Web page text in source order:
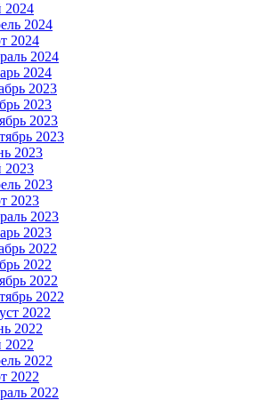
2024
2024
2024
2024
2023
2023
2023
2023
2023
2023
2023
2023
2023
2022
2022
2022
2022
2022
2022
2022
2022
2022